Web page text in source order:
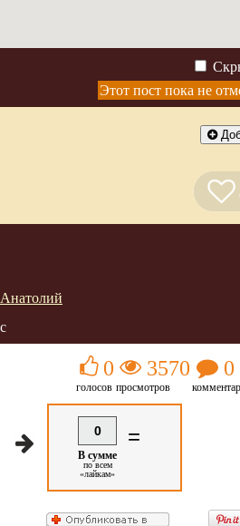
Этот пост пока не
0
голосов
3570
просмотров
0
0
В сумме
по всем
«лайкам»
=